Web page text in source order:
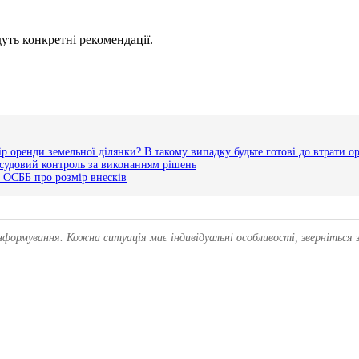
конкретні рекомендації.
земельної ділянки? В такому випадку будьте готові до втрати
контроль за виконанням рішень
ОСББ про розмір внесків
Кожна ситуація має індивідуальні особливості, зверніться